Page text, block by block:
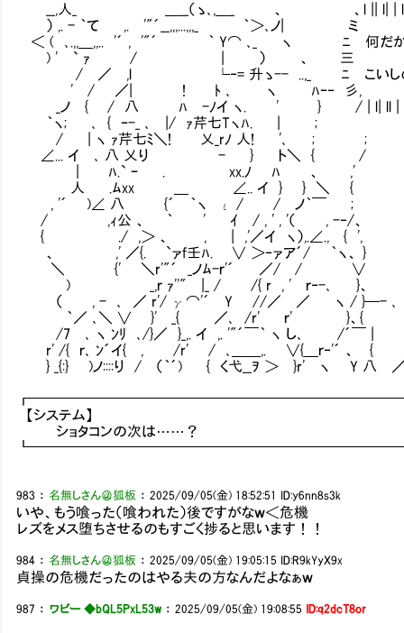
__,人_ ＿__（ゝ､,＿_ 、 、l || l| | ll | l| ll
） ,. - ｀て ,. '"´__,,,...,,,_ ｀＞､ノ| ミ
＜ ( ､.,,＿,,.. '´ , '"´ ｀ Y⌒ ､_ ヽ ﾆ 何だか知
) ' ` ｧ / | ） 、 三
/ ／ ,l └‐= 升ゝ-- ..,_ ﾆ こいしの貞操
' / ／| ! ﾄ ､ ヽ ﾊｰ‐ 彡,
_ノ { / 八 ﾊ -ﾉイ ヽ. ' } / | l| ll | l| || ll
｀ヽ; ､ { ｰ-_ ､ |/ ｧ芹七Tヽﾊ. | ;
/ | ヽ ｧ芹七ﾐ＼! 乂_rﾉ 人! '､ ; ;
∠... イ ､ 八 乂り - } ト＼ { /
| ﾊ.` ｰ . xx.ﾉ ﾊ 、 ,'
人 .ﾑxx ＿ ∠.. イ } } ＼ {
, '´ )∠ 八 {´ ｀ヽ ι / / ノ｀￣ ;
/ ,ｨ公 、 ｀ ' ｲ / , ' , '（ , -‐/、
{ ./ ,＞ 、 , | ,'／イ ヽ）,.∠., { ',
、 ,' ／{. `ァf壬ﾊ. ∨ ＞‐ァア´/ ｀ヽ、 }
＼ {' ＼r'"´ _ノﾑ-ｒ'´ ／/ / ∨
) _,ｒ ｧ''" |_ / /{ r , ' ｒ‐-､ }、
（ , - ､ ／ r'/ γ⌒'´ Y //／ ／ ヽ / }─- ､
｀／ ､＼ ∨ }' _{ ／､ /r' ｒ' }、{
/7 ､ ヽ ﾝﾘ ､/}／ }_,. イ ,. '"´￣｀ ヽ し､ /´￣
r' /{ ｒ､ ﾝ´イ{ , /r' / ､＿＿,. ∨{＿ｒ‐'´ 、
} _{:} )ノ::::り / （｀´) { く弋__ｦ ＞ }r' ヽ Y 八
【システム】
ショタコンの次は……？
983 ： 名無しさん＠狐板 ：2025/09/05(金) 18:52:51 ID:y6nn8s3k
いや、もう喰った（喰われた）後ですがなｗ＜危機
レズをメス堕ちさせるのもすごく捗ると思います！！
984 ： 名無しさん＠狐板 ：2025/09/05(金) 19:05:15 ID:R9kYyX9x
貞操の危機だったのはやる夫の方なんだよなぁｗ
987 ： ワビー ◆bQL5PxL53w ：2025/09/05(金) 19:08:55 ID:q2dcT8or